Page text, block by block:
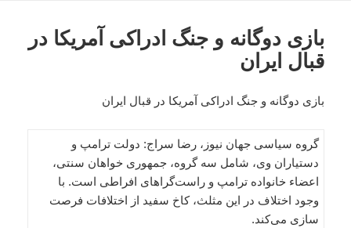
بازی دوگانه و جنگ ادراکی آمریکا در
قبال ایران
بازی دوگانه و جنگ ادراکی آمریکا در قبال ایران
گروه سیاسی جهان نیوز، رضا سراج: دولت ترامپ و
دستیاران وی، شامل سه گروه، جمهوری خواهان سنتی،
اعضاء خانواده ترامپ و راست‌گراهای افراطی است. با
وجود اختلاف در این مثلث، کاخ سفید از اختلافات فرصت
سازی می‌کند.